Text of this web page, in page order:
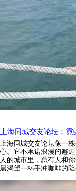
上海同城交友论坛：霓
上海同城交友论坛像一
心。它不承诺浪漫的邂
人的城市里，总有人和
晨渴望一杯手冲咖啡的